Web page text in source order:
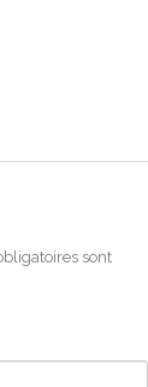
sont